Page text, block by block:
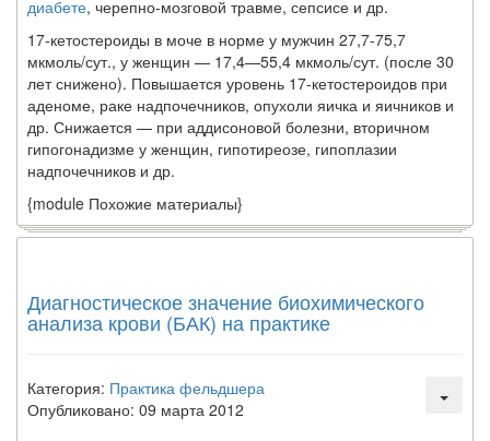
диабете, черепно-мозговой травме, сепсисе и др.
17-кетостероиды в моче в норме у мужчин 27,7-75,7
мкмоль/сут., у женщин — 17,4—55,4 мкмоль/сут. (после 30
лет снижено). Повышается уровень 17-кетостероидов при
аденоме, раке надпочечников, опухоли яичка и яичников и
др. Снижается — при аддисоновой болезни, вторичном
гипогонадизме у женщин, гипотиреозе, гипо­плазии
надпочечников и др.
{module Похожие материалы}
Диагностическое значение биохимического
анализа крови (БАК) на практике
Категория: Практика фельдшера
Опубликовано: 09 марта 2012